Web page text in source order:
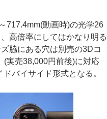
717.4mm(動画時)の光学26
高倍率にしてはかなり明る
脇にある穴は別売の3Dコ
(実売38,000円前後)に対応
バイサイド形式となる。